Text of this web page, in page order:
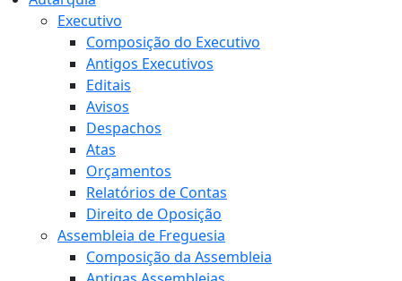
Executivo
Composição do Executivo
Antigos Executivos
Editais
Avisos
Despachos
Atas
Orçamentos
Relatórios de Contas
Direito de Oposição
Assembleia de Freguesia
Composição da Assembleia